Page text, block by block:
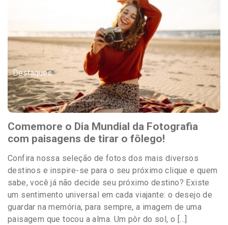
Destaques
Comemore o Dia Mundial da Fotografia
com paisagens de tirar o fôlego!
Confira nossa seleção de fotos dos mais diversos
destinos e inspire-se para o seu próximo clique e quem
sabe, você já não decide seu próximo destino? Existe
um sentimento universal em cada viajante: o desejo de
guardar na memória, para sempre, a imagem de uma
paisagem que tocou a alma. Um pôr do sol, o […]